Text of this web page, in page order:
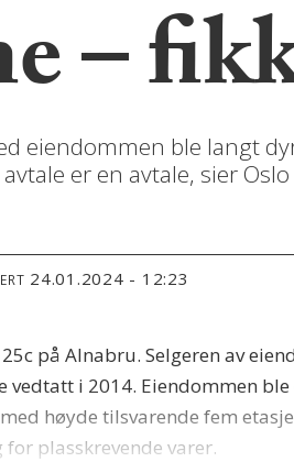
–
eiendommen ble langt
er en avtale, sier
24.01.2024 - 12:23
på Alnabru. Selgeren av
vedtatt i 2014. Eiendommen
høyde tilsvarende fem
plasskrevende varer.